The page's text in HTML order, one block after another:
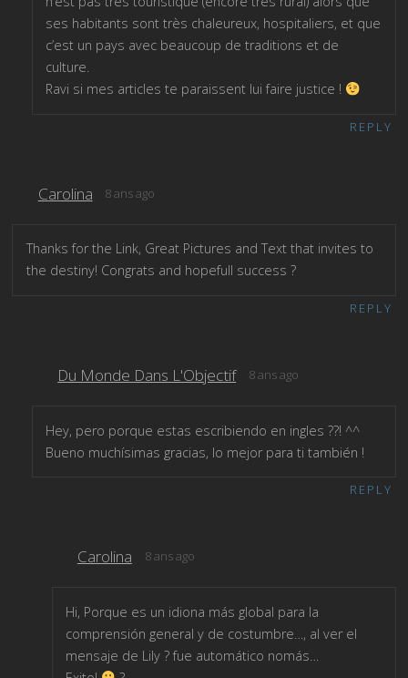
ses habitants sont très chaleureux, hospitaliers, et que
c’est un pays avec beaucoup de traditions et de
culture.
Ravi si mes articles te paraissent lui faire justice !
REPLY
Carolina 8 ans ago
Thanks for the Link, Great Pictures and Text that invites to
the destiny! Congrats and hopefull success ?
REPLY
Du Monde Dans L'Objectif 8 ans ago
Hey, pero porque estas escribiendo en ingles ??! ^^
Bueno muchísimas gracias, lo mejor para ti también !
REPLY
Carolina 8 ans ago
Hi, Porque es un idiona más global para la
comprensión general y de costumbre…, al ver el
mensaje de Lily ? fue automático nomás…